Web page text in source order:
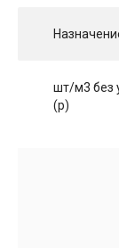
шт/м3 без
(p)